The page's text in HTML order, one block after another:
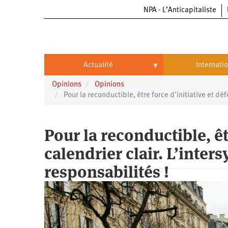
NPA - L’Anticapitaliste
Actualité
Actualité
Entreprises
Entreprises
Automobile
Aéronautique
Commerce
Oppressions
Oppressions
Antiracisme
Féminisme
Économie
Écologie
Éducation
Chine
États-
Unis
Continents
Afrique
Opinions
Opinions
Pour la reconductible, être force d'initiative et
Pour la reconductible,
calendrier clair.
responsabilités !